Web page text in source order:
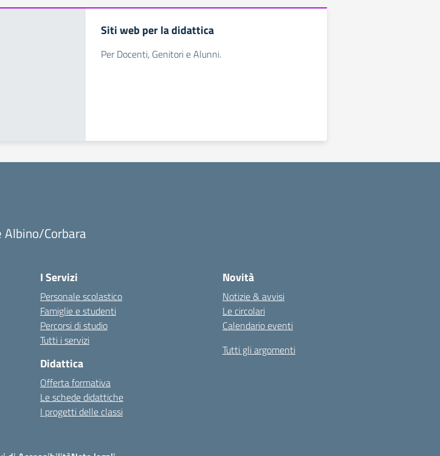
Siti web per la didattica
Per Docenti, Genitori e Alunni.
Corbara
I Servizi
Personale scolastico
Famiglie e studenti
Percorsi di studio
Tutti i servizi
Didattica
Offerta formativa
Le schede didattiche
I progetti delle classi
Novità
Notizie & avvisi
Le circolari
Calendario eventi
Tutti gli argomenti